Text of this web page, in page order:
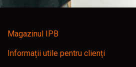
Magazinul IPB
Informații utile pentru clienți